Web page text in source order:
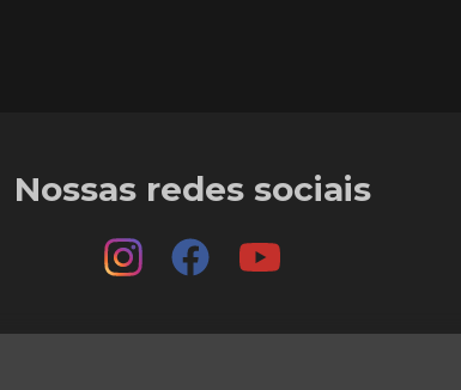
Nossas redes sociais